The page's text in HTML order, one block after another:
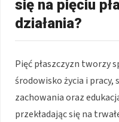
się na pięciu
działania?
Pięć płaszczyzn tworzy
środowisko życia i pracy,
zachowania oraz
przekładając się na